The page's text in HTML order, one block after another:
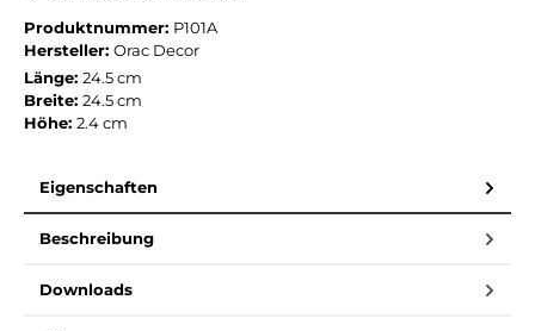
Produktnummer: P101A
Hersteller: Orac Decor
Länge: 24.5 cm
Breite: 24.5 cm
Höhe: 2.4 cm
Eigenschaften
Beschreibung
Downloads